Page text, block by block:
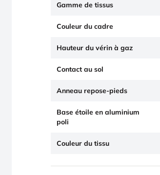
Gamme de tissus
Couleur du cadre
Hauteur du vérin à gaz
Contact au sol
Anneau repose-pieds
Base étoile en aluminium
poli
Couleur du tissu